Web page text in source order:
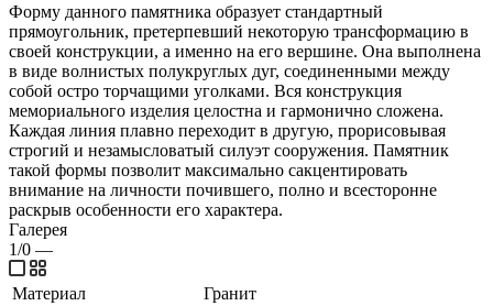
Форму данного памятника образует стандартный
прямоугольник, претерпевший некоторую трансформацию в
своей конструкции, а именно на его вершине. Она выполнена
в виде волнистых полукруглых дуг, соединенными между
собой остро торчащими уголками. Вся конструкция
мемориального изделия целостна и гармонично сложена.
Каждая линия плавно переходит в другую, прорисовывая
строгий и незамысловатый силуэт сооружения. Памятник
такой формы позволит максимально сакцентировать
внимание на личности почившего, полно и всесторонне
раскрыв особенности его характера.
Галерея
1/0 —
Материал
Гранит